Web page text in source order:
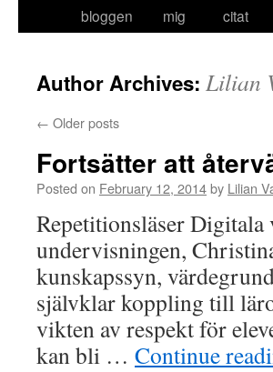
bloggen
mig
citat
Author Archives: Lilian
← Older posts
Fortsätter att
Posted on February 12, 2014by Lilian
Repetitionsläser
undervisningen,
kunskapssyn,
självklar koppling till
vikten av respekt för
kan bli … Continue